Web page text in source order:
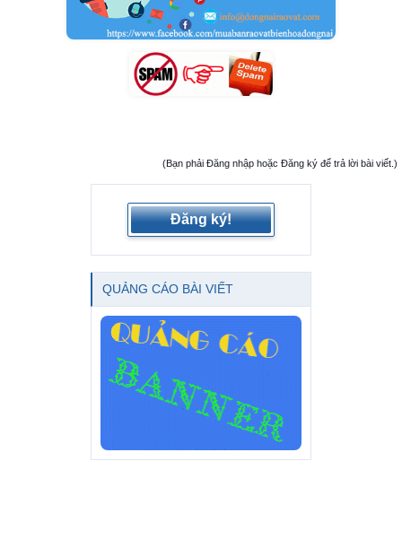
(Bạn phải Đăng nhập hoặc Đăng ký để trả lời bài viết.)
Đăng ký!
QUẢNG CÁO BÀI VIẾT